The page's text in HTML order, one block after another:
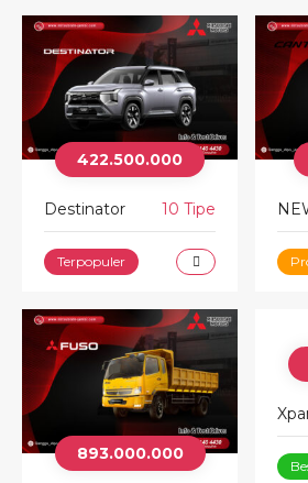
422.500.000
Destinator 10 Tipe
Terpopuler
893.000.000